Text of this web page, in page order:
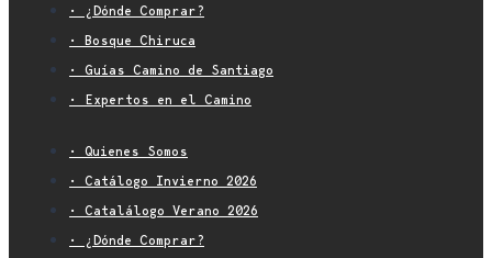
• ¿Dónde Comprar?
• Bosque Chiruca
• Guías Camino de Santiago
• Expertos en el Camino
• Quienes Somos
• Catálogo Invierno 2026
• Catalálogo Verano 2026
• ¿Dónde Comprar?